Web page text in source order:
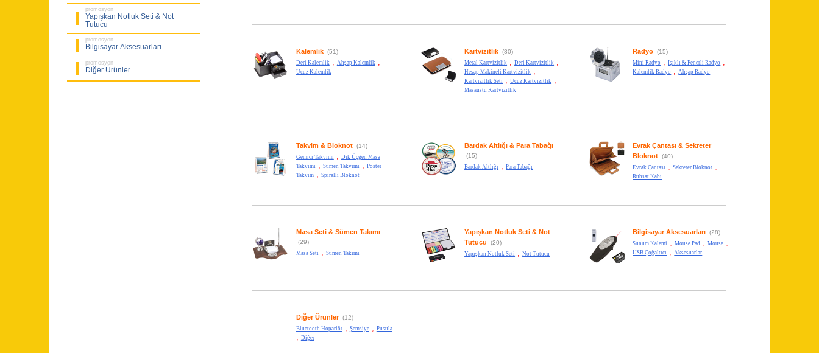
promosyon
Yapışkan Notluk Seti & Not
Tutucu
promosyon
Bilgisayar Aksesuarları
promosyon
Diğer Ürünler
Kalemlik(51)
Deri Kalemlik, Ahşap Kalemlik,
Ucuz Kalemlik
Kartvizitlik (80)
Metal Kartvizitlik ,Deri Kartvizitlik ,
Hesap Makineli Kartvizitlik ,
Kartvizitlik Seti ,Ucuz Kartvizitlik ,
Masaüstü Kartvizitlik
Radyo (15)
Mini Radyo ,Işıklı & Fenerli Radyo ,
Kalemlik Radyo ,Ahşap Radyo
Takvim & Bloknot(14)
Gemici Takvimi, Dik Üçgen Masa
Takvimi, Sümen Takvimi, Poster
Takvim, Spiralli Bloknot
Bardak Altlığı & Para Tabağı
(15)
Bardak Altlığı ,Para Tabağı
Evrak Çantası & Sekreter
Bloknot (40)
Evrak Çantası ,Sekreter Bloknot ,
Ruhsat Kabı
Masa Seti & Sümen Takımı
(29)
Masa Seti, Sümen Takımı
Yapışkan Notluk Seti & Not
Tutucu (20)
Yapışkan Notluk Seti ,Not Tutucu
Bilgisayar Aksesuarları (28)
Sunum Kalemi ,Mouse Pad ,Mouse ,
USB Çoğaltıcı ,Aksesuarlar
Diğer Ürünler(12)
Bluetooth Hoparlör, Şemsiye, Pusula
, Diğer